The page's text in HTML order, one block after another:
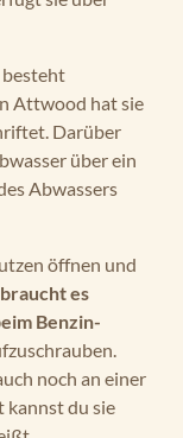
besteht
Attwood hat sie
Darüber
über ein
Abwassers
öffnen und
braucht es
Benzin-
noch an einer
kannst du sie